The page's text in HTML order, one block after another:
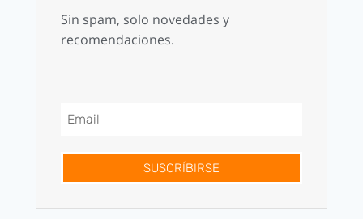
Sin spam, solo novedades y
recomendaciones.
SUSCRÍBIRSE